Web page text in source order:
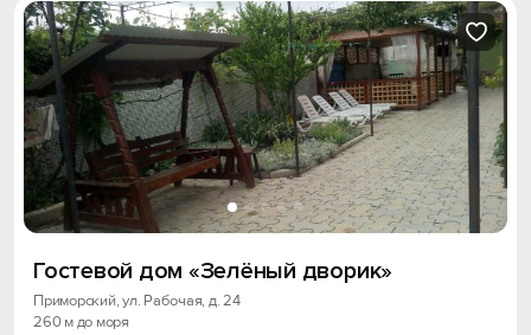
Гостевой дом «Зелёный дворик»
Приморский, ул. Рабочая, д. 24
260 м до моря